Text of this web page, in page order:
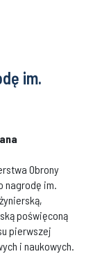
im.
Obrony
nagrodę im.
poświęconą
pierwszej
i naukowych.